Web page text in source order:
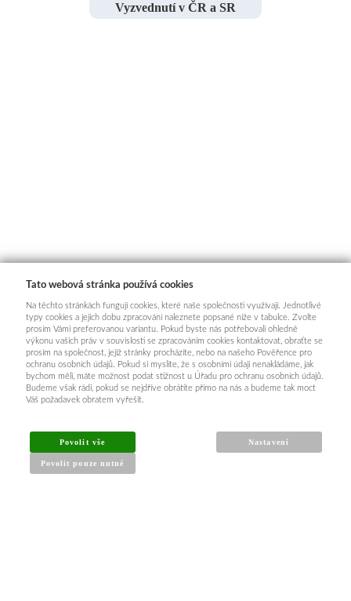
Vyzvednutí v ČR a SR
Tato webová stránka používá cookies
Na těchto stránkách fungují cookies, které naše společnosti využívají. Jednotlivé
typy cookies a jejich dobu zpracování naleznete popsané níže v tabulce. Zvolte
prosím Vámi preferovanou variantu. Pokud byste nás potřebovali ohledně
výkonu vašich práv v souvislosti se zpracováním cookies kontaktovat, obraťte se
prosím na společnost, jejíž stránky procházíte, nebo na našeho Pověřence pro
ochranu osobních údajů. Pokud si myslíte, že s osobními údaji nenakládáme, jak
bychom měli, máte možnost podat stížnost u Úřadu pro ochranu osobních údajů.
Budeme však rádi, pokud se nejdříve obrátíte přímo na nás a budeme tak moct
Váš požadavek obratem vyřešit.
Povolit vše
Povolit pouze nutné
Nastavení